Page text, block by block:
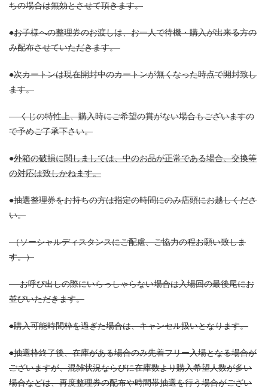
ちの場合は無効とさせて頂きます。
●お子様への整理券のお渡しは、お一人で待機・購入が出来る方の
み配布させていただきます。
●次カートンは現在開封中のカートンが無くなった時点で開封致し
ます。
くじの特性上、購入時にご希望の賞がない場合もございますの
で予めご了承下さい。
●外箱の破損に関しましては、中のお品が正常である場合、交換等
の対応は致しかねます。
●抽選整理券をお持ちの方は指定の時間にのみ店頭にお越しくださ
い。
（ソーシャルディスタンスにご配慮、ご協力の程お願い致しま
す。）
お呼び出しの際にいらっしゃらない場合は入場回の最後尾にお
並びいただきます。
●購入可能時間枠を過ぎた場合は、キャンセル扱いとなります。
●抽選枠終了後、在庫がある場合のみ先着フリー入場となる場合が
ございますが、混雑状況ならびに在庫数より購入希望人数が多い
場合などは、再度整理券の配布や時間帯抽選を行う場合がござい